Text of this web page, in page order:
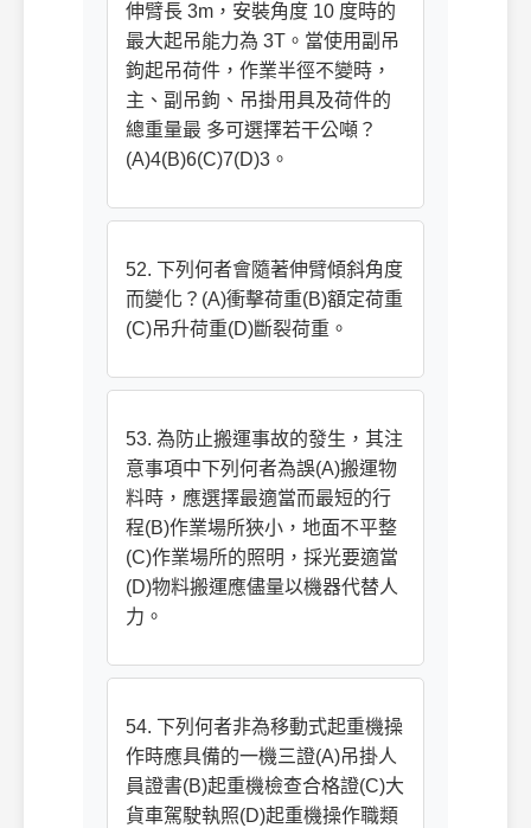
伸臂長 3m，安裝角度 10 度時的
最大起吊能力為 3T。當使用副吊
鉤起吊荷件，作業半徑不變時，
主、副吊鉤、吊掛用具及荷件的
總重量最 多可選擇若干公噸？
(A)4(B)6(C)7(D)3。
52. 下列何者會隨著伸臂傾斜角度
而變化？(A)衝擊荷重(B)額定荷重
(C)吊升荷重(D)斷裂荷重。
53. 為防止搬運事故的發生，其注
意事項中下列何者為誤(A)搬運物
料時，應選擇最適當而最短的行
程(B)作業場所狹小，地面不平整
(C)作業場所的照明，採光要適當
(D)物料搬運應儘量以機器代替人
力。
54. 下列何者非為移動式起重機操
作時應具備的一機三證(A)吊掛人
員證書(B)起重機檢查合格證(C)大
貨車駕駛執照(D)起重機操作職類